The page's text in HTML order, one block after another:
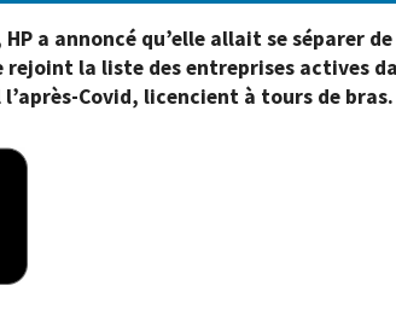
a annoncé qu’elle allait se séparer de
rejoint la liste des entreprises actives
Covid, licencient à tours de bras.